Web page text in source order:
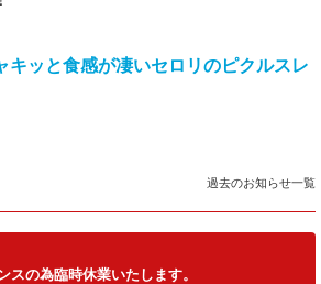
キッと食感が凄いセロリのピクルスレ
スの為臨時休業いたします。
過去のお知らせ一覧